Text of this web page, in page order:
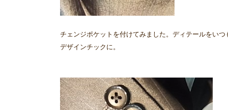
チェンジポケットを付けてみました。ディテールをいつ
デザインチックに。